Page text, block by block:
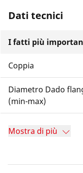
Dati tecnici
I fatti più
Coppia
Diametro Dado
(min-max)
Mostra di più